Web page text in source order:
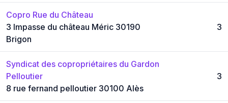
Copro Rue du Château
3 Impasse du château Méric 30190
Brigon
3
Syndicat des copropriétaires du Gardon
Pelloutier
8 rue fernand pelloutier 30100 Alès
3